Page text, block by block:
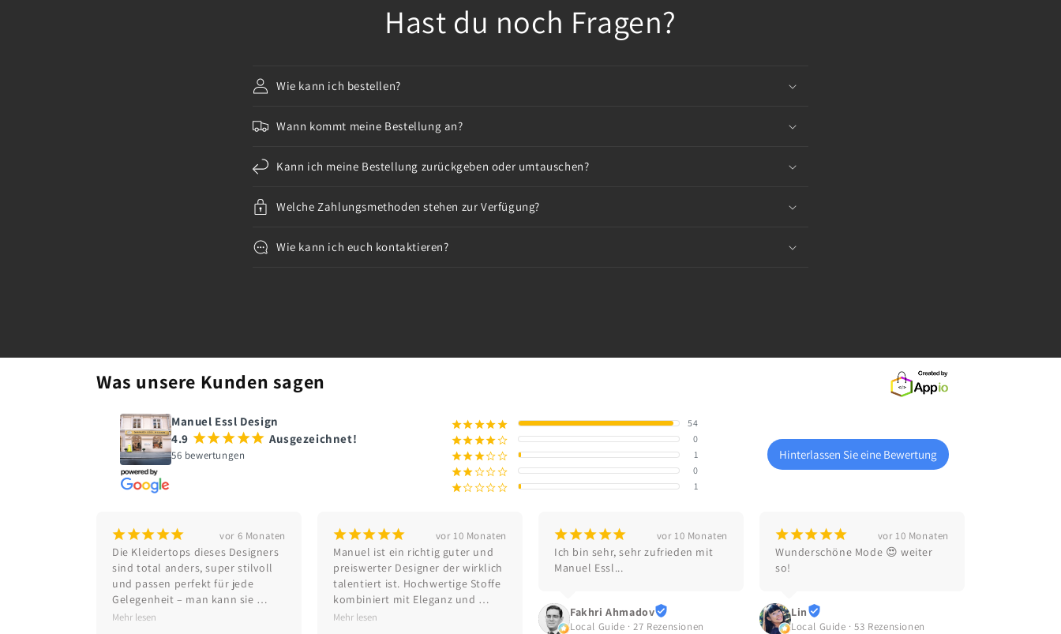
Hast du noch Fragen?
Wie kann ich bestellen?
Wann kommt meine Bestellung an?
Kann ich meine Bestellung zurückgeben oder umtauschen?
Welche Zahlungsmethoden stehen zur Verfügung?
Wie kann ich euch kontaktieren?
Was unsere Kunden sagen
Manuel Essl Design
4.9 ¡¡¡¡¡ Ausgezeichnet!
56 bewertungen
¡¡¡¡¡ 54
¡¡¡¡¢ 0
¡¡¡¢¢ 1
¡¡¢¢¢ 0
¡¢¢¢¢ 1
Hinterlassen Sie eine Bewertung
¡¡¡¡¡ vor 6 Monaten
Die Kleidertops dieses Designers
sind total anders, super stilvoll
und passen perfekt für jede
Gelegenheit – man kann sie
sowohl casual als auch elegant
Mehr lesen
¡¡¡¡¡ vor 10 Monaten
Manuel ist ein richtig guter und
preiswerter Designer der wirklich
talentiert ist. Hochwertige Stoffe
kombiniert mit Eleganz und
seinem Talent! Danke! Gerne
Mehr lesen
¡¡¡¡¡ vor 10 Monaten
Ich bin sehr, sehr zufrieden mit
Manuel Essl...
Fakhri Ahmadov
Local Guide · 27 Rezensionen
¡¡¡¡¡ vor 10 Monaten
Wunderschöne Mode 😍 weiter
so!
Lin
Local Guide · 53 Rezensionen